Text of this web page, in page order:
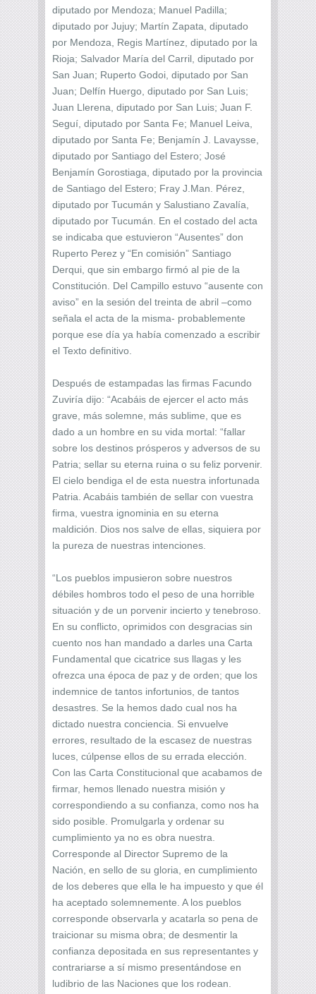
diputado por Mendoza; Manuel Padilla;
diputado por Jujuy; Martín Zapata, diputado
por Mendoza, Regis Martínez, diputado por la
Rioja; Salvador María del Carril, diputado por
San Juan; Ruperto Godoi, diputado por San
Juan; Delfín Huergo, diputado por San Luis;
Juan Llerena, diputado por San Luis; Juan F.
Seguí, diputado por Santa Fe; Manuel Leiva,
diputado por Santa Fe; Benjamín J. Lavaysse,
diputado por Santiago del Estero; José
Benjamín Gorostiaga, diputado por la provincia
de Santiago del Estero; Fray J.Man. Pérez,
diputado por Tucumán y Salustiano Zavalía,
diputado por Tucumán. En el costado del acta
se indicaba que estuvieron “Ausentes” don
Ruperto Perez y “En comisión” Santiago
Derqui, que sin embargo firmó al pie de la
Constitución. Del Campillo estuvo “ausente con
aviso” en la sesión del treinta de abril –como
señala el acta de la misma- probablemente
porque ese día ya había comenzado a escribir
el Texto definitivo.
Después de estampadas las firmas Facundo
Zuviría dijo: “Acabáis de ejercer el acto más
grave, más solemne, más sublime, que es
dado a un hombre en su vida mortal: “fallar
sobre los destinos prósperos y adversos de su
Patria; sellar su eterna ruina o su feliz porvenir.
El cielo bendiga el de esta nuestra infortunada
Patria. Acabáis también de sellar con vuestra
firma, vuestra ignominia en su eterna
maldición. Dios nos salve de ellas, siquiera por
la pureza de nuestras intenciones.
“Los pueblos impusieron sobre nuestros
débiles hombros todo el peso de una horrible
situación y de un porvenir incierto y tenebroso.
En su conflicto, oprimidos con desgracias sin
cuento nos han mandado a darles una Carta
Fundamental que cicatrice sus llagas y les
ofrezca una época de paz y de orden; que los
indemnice de tantos infortunios, de tantos
desastres. Se la hemos dado cual nos ha
dictado nuestra conciencia. Si envuelve
errores, resultado de la escasez de nuestras
luces, cúlpense ellos de su errada elección.
Con las Carta Constitucional que acabamos de
firmar, hemos llenado nuestra misión y
correspondiendo a su confianza, como nos ha
sido posible. Promulgarla y ordenar su
cumplimiento ya no es obra nuestra.
Corresponde al Director Supremo de la
Nación, en sello de su gloria, en cumplimiento
de los deberes que ella le ha impuesto y que él
ha aceptado solemnemente. A los pueblos
corresponde observarla y acatarla so pena de
traicionar su misma obra; de desmentir la
confianza depositada en sus representantes y
contrariarse a sí mismo presentándose en
ludibrio de las Naciones que los rodean.